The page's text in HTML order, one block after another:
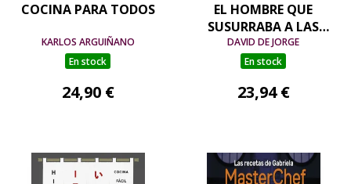
COCINA PARA TODOS
KARLOS ARGUIÑANO
En stock
24,90 €
EL HOMBRE QUE
SUSURRABA A LAS
MORCILLAS
DAVID DE JORGE
En stock
23,94 €